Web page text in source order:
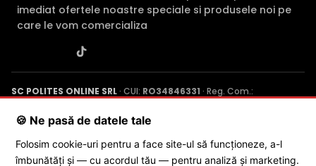
imediat ofertele noastre speciale si produsele noi pe
care le vom comercializa
SC POLITES ONLINE SRL · CUI: RO34846331 · Reg. Com.:
Poenaru, Nr. 1, Craiova, Jud. Dolj ·
🍪 Ne pasă de datele tale
Folosim cookie-uri pentru a face site-ul să funcționeze, a-l
îmbunătăți și — cu acordul tău — pentru analiză și marketing.